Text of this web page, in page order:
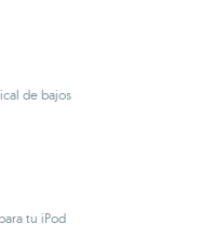
de bajos
tu iPod